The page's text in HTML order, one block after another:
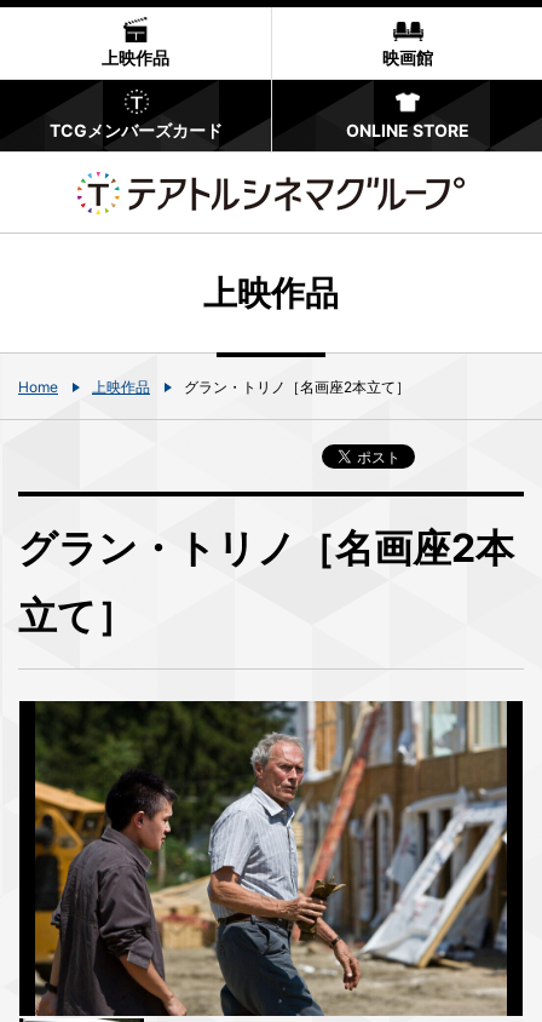
上映作品 映画館
TCGメンバーズカード ONLINE STORE
上映作品
Home 上映作品 グラン・トリノ［名画座2本立て］
グラン・トリノ［名画座2本
立て］